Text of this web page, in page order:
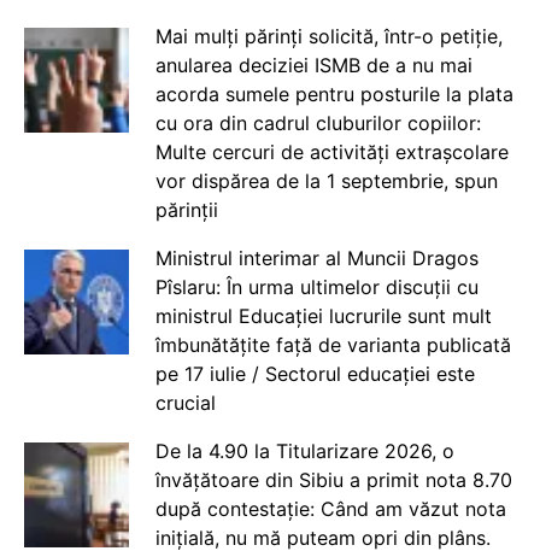
Mai mulți părinți solicită, într-o petiție,
anularea deciziei ISMB de a nu mai
acorda sumele pentru posturile la plata
cu ora din cadrul cluburilor copiilor:
Multe cercuri de activități extrașcolare
vor dispărea de la 1 septembrie, spun
părinții
Ministrul interimar al Muncii Dragos
Pîslaru: În urma ultimelor discuții cu
ministrul Educației lucrurile sunt mult
îmbunătățite față de varianta publicată
pe 17 iulie / Sectorul educației este
crucial
De la 4.90 la Titularizare 2026, o
învățătoare din Sibiu a primit nota 8.70
după contestație: Când am văzut nota
inițială, nu mă puteam opri din plâns.